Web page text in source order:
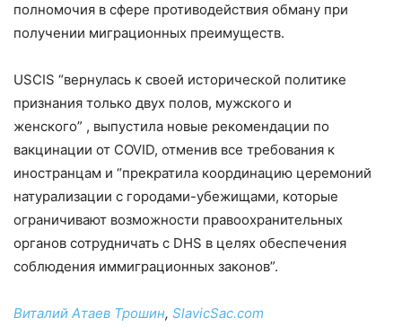
полномочия в сфере противодействия обману при
получении миграционных преимуществ.
USCIS “вернулась к своей исторической политике
признания только двух полов, мужского и
женского” , выпустила новые рекомендации по
вакцинации от COVID, отменив все требования к
иностранцам и “прекратила координацию церемоний
натурализации с городами-убежищами, которые
ограничивают возможности правоохранительных
органов сотрудничать с DHS в целях обеспечения
соблюдения иммиграционных законов”.
Виталий Атаев Трошин, SlavicSac.com